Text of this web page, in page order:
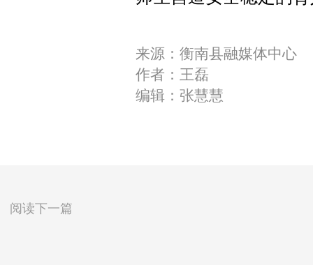
来源：衡南县融媒体中心
作者：王磊
编辑：张慧慧
阅读下一篇